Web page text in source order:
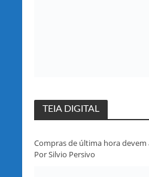
TEIA DIGITAL
Compras de última hora devem
Por Silvio Persivo